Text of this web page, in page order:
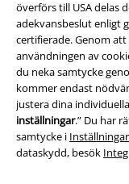
överförs till USA delas
adekvansbeslut enligt
certifierade. Genom att
användningen av
du neka samtycke
kommer endast
justera dina
inställningar.” Du har
samtycke i
dataskydd, besök
Om oss
Ladda ner villkoren
Avfallshantering och
Försäkran om